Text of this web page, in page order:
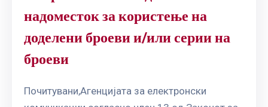
надоместок за користење на
доделени броеви и/или серии на
броеви
Почитувани,Агенцијата за електронски